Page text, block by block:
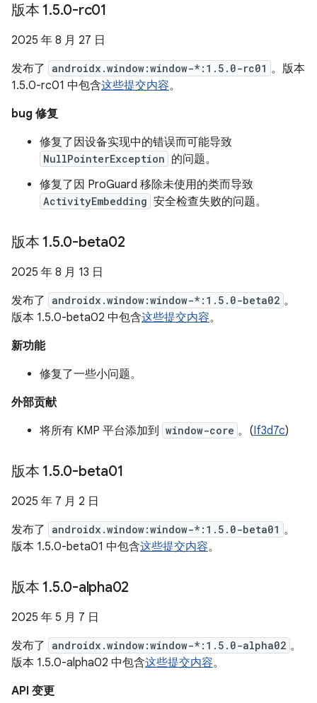
版本 1.5.0-rc01
2025 年 8 月 27 日
发布了
androidx.window:window-*:1.5.0-rc01 。版本
1.5.0-rc01 中包含这些提交内容。
bug 修复
修复了因设备实现中的错误而可能导致
NullPointerException 的问题。
修复了因 ProGuard 移除未使用的类而导致
ActivityEmbedding 安全检查失败的问题。
版本 1.5.0-beta02
2025 年 8 月 13 日
发布了
androidx.window:window-*:1.5.0-beta02 。
版本 1.5.0-beta02 中包含这些提交内容。
新功能
修复了一些小问题。
外部贡献
将所有 KMP 平台添加到 window-core 。(If3d7c)
版本 1.5.0-beta01
2025 年 7 月 2 日
发布了
androidx.window:window-*:1.5.0-beta01 。
版本 1.5.0-beta01 中包含这些提交内容。
版本 1.5.0-alpha02
2025 年 5 月 7 日
发布了
androidx.window:window-*:1.5.0-alpha02 。
版本 1.5.0-alpha02 中包含这些提交内容。
API 变更